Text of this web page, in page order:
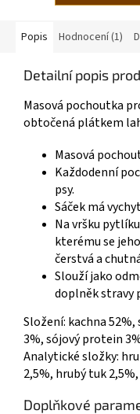
Popis Hodnocení (1)
Detailní popis
Masová pochoutka
obtočená plátkem
Masová
Každodenní
psy.
Sáček má
Na vršku
kterému se
čerstvá a
Slouží jako
doplněk stravy
Složení: kachna
3%, sójový protein
Analytické složky:
2,5%, hrubý tuk
Doplňkové